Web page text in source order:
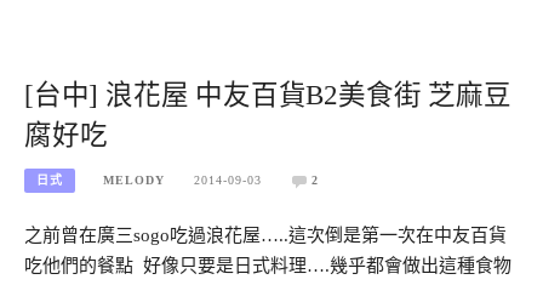
[台中] 浪花屋 中友百貨B2美食街 芝麻豆
腐好吃
日式 MELODY 2014-09-03 2
之前曾在廣三sogo吃過浪花屋…..這次倒是第一次在中友百貨
吃他們的餐點 好像只要是日式料理….幾乎都會做出這種食物